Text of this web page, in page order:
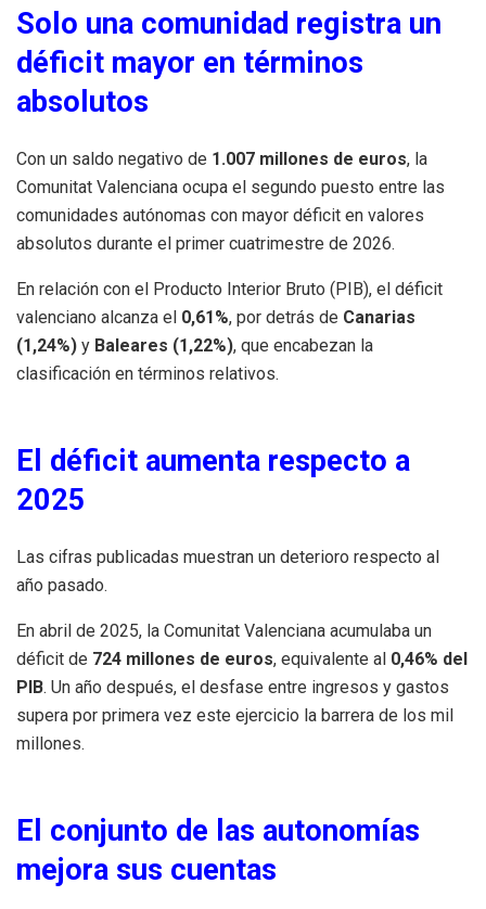
Solo una comunidad registra un
déficit mayor en términos
absolutos
Con un saldo negativo de 1.007 millones de euros, la
Comunitat Valenciana ocupa el segundo puesto entre las
comunidades autónomas con mayor déficit en valores
absolutos durante el primer cuatrimestre de 2026.
En relación con el Producto Interior Bruto (PIB), el déficit
valenciano alcanza el 0,61%, por detrás de Canarias
(1,24%) y Baleares (1,22%), que encabezan la
clasificación en términos relativos.
El déficit aumenta respecto a
2025
Las cifras publicadas muestran un deterioro respecto al
año pasado.
En abril de 2025, la Comunitat Valenciana acumulaba un
déficit de 724 millones de euros, equivalente al 0,46% del
PIB. Un año después, el desfase entre ingresos y gastos
supera por primera vez este ejercicio la barrera de los mil
millones.
El conjunto de las autonomías
mejora sus cuentas